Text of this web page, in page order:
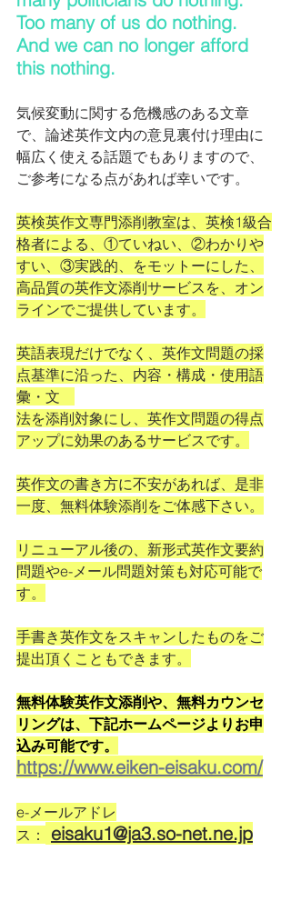
Too many of us do nothing.
And we can no longer afford
this nothing.
気候変動に関する危機感のある文章
で、論述英作文内の意見裏付け理由に
幅広く使える話題でもありますので、
ご参考になる点があれば幸いです。
英検英作文専門添削教室は、英検1級合
格者による、①ていねい、②わかりや
すい、③実践的、をモットーにした、
高品質の英作文添削サービスを、オン
ラインでご提供しています。
英語表現だけでなく、英作文問題の採
点基準に沿った、内容・構成・使用語
彙・文
法を添削対象にし、英作文問題の得点
アップに効果のあるサービスです。
英作文の書き方に不安があれば、是非
一度、無料体験添削をご体感下さい。
リニューアル後の、新形式英作文要約
問題やe-メール問題対策も対応可能で
す。
手書き英作文をスキャンしたものをご
提出頂くこともできます。
無料体験英作文添削や、無料カウンセ
リングは、下記ホームページよりお申
込み可能です。
https://www.eiken-eisaku.com/
e-メールアドレ
ス：
eisaku1@ja3.so-net.ne.jp